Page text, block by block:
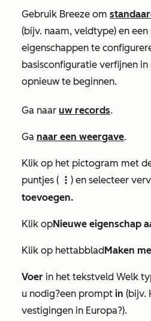
Gebruik Breeze om
(bijv. naam, veldtype) en
eigenschappen te
basisconfiguratie verfijnen
opnieuw te beginnen.
Ga naar uw records.
Ga naar een weergave.
Klik op het pictogram met
puntjes (
verticalMenu ) en selecteer
toevoegen.
Klik opNieuwe eigenschap
Klik op hettabbladMaken
Voer in het tekstveld Welk
u nodig?een prompt in (bijv.
vestigingen in Europa?).